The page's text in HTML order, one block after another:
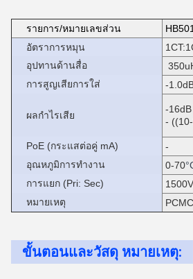
รายการ/หมายเลขส่วน
อัตราการหมุน
อุปทานด้านสื่อ
การสูญเสียการใส่
-
ผลกําไรเสีย
-
-
PoE (กระแสต่อคู่ mA)
-
อุณหภูมิการทํางาน
0-70
การแยก (Pri: Sec)
หมายเหตุ
ขั้นตอนและวัสดุ หมายเหตุ: